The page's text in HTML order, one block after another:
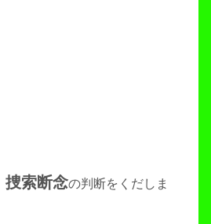
捜索断念の判断をくだしま